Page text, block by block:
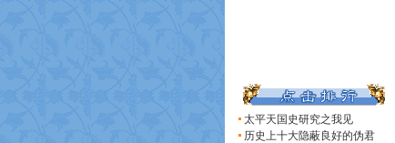
太平天国史研究之我见
历史上十大隐蔽良好的伪君